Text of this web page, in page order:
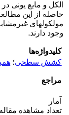
الکل و مایع یونی
حاصله از این
مولکولهای
وجود دارند.
کلیدواژه‌ها
کشش سطحی؛
مراجع
آمار
تعداد مشاهده مقاله: